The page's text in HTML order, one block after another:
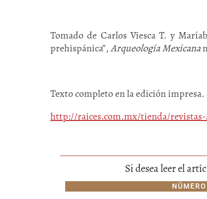
Tomado de Carlos Viesca T. y
prehispánica”,Arqueología Mexicana
Texto completo en la edición
http://raices.com.mx/tienda/
Si desea leer el